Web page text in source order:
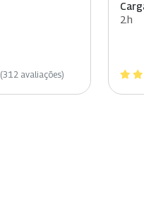
(312 avaliações)
2h